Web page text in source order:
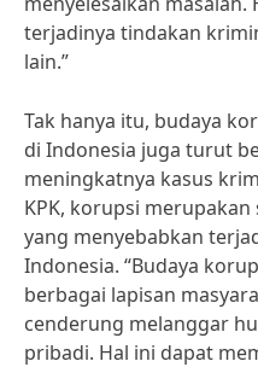
terjadinya tindakan
lain.”
Tak hanya itu, budaya
di Indonesia juga turut
meningkatnya kasus
KPK, korupsi
yang menyebabkan
Indonesia. “Budaya
berbagai lapisan
cenderung melanggar
pribadi. Hal ini dapat